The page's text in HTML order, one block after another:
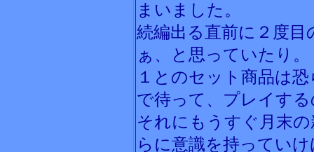
まいました。
続編出る直前に２度
ぁ、と思っていたり。
１とのセット商品は
で待って、プレイす
それにもうすぐ月末
らに意識を持ってい